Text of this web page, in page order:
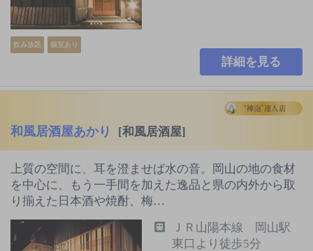
飲み放題 個室あり
詳細を見る
和風居酒屋あかり [和風居酒屋]
上質の空間に、耳を澄ませば水の音。岡山の地の食材
を中心に、もう一手間を加えた逸品と県の内外から取
り揃えた日本酒や焼酎、梅…
ＪＲ山陽本線 岡山駅
東口より徒歩5分